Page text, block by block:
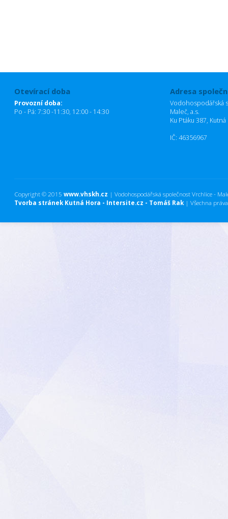
Otevírací doba
Provozní doba:
Po - Pá: 7:30 -11:30, 12:00 - 14:30
Adresa
Vodohospodářská
Maleč, a.s.
Ku Ptáku 387,
IČ: 46356967
Copyright © 2015 www.vhskh.cz | Vodohospodářská společnost Vrchlice -
Tvorba stránek Kutná Hora - Intersite.cz - Tomáš Rak | Všechna